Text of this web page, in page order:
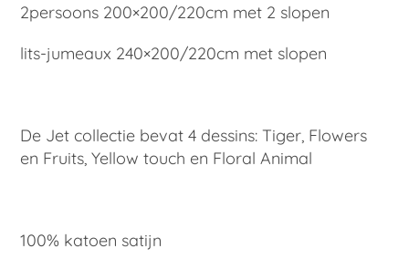
2persoons 200×200/220cm met 2 slopen
lits-jumeaux 240×200/220cm met slopen
De Jet collectie bevat 4 dessins: Tiger, Flowers
en Fruits, Yellow touch en Floral Animal
100% katoen satijn